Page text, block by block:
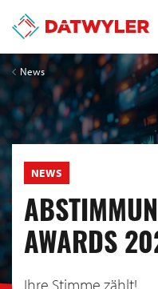
News
NEWS
AWARDS
Ihre Stimme zählt!